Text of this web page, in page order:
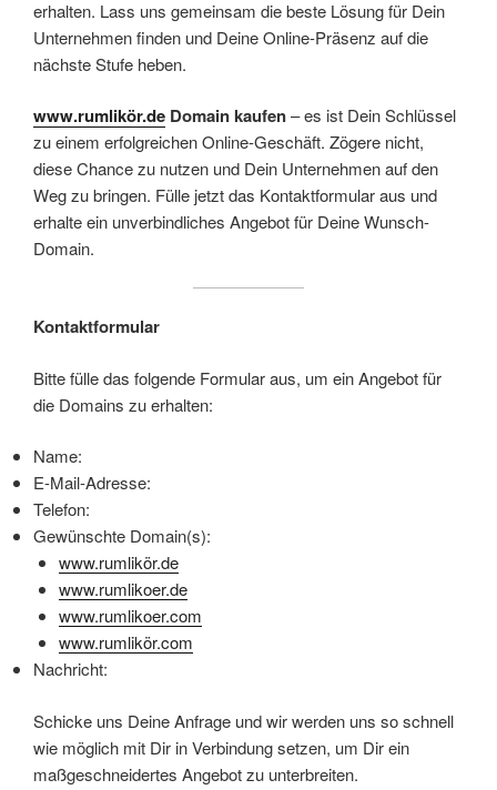
erhalten. Lass uns gemeinsam die beste Lösung für Dein
Unternehmen finden und Deine Online-Präsenz auf die
nächste Stufe heben.
www.rumlikör.de Domain kaufen– es ist Dein Schlüssel
zu einem erfolgreichen Online-Geschäft. Zögere nicht,
diese Chance zu nutzen und Dein Unternehmen auf den
Weg zu bringen. Fülle jetzt das Kontaktformular aus und
erhalte ein unverbindliches Angebot für Deine Wunsch-
Domain.
Kontaktformular
Bitte fülle das folgende Formular aus, um ein Angebot für
die Domains zu erhalten:
Name:
E-Mail-Adresse:
Telefon:
Gewünschte Domain(s):
www.rumlikör.de
www.rumlikoer.de
www.rumlikoer.com
www.rumlikör.com
Nachricht:
Schicke uns Deine Anfrage und wir werden uns so schnell
wie möglich mit Dir in Verbindung setzen, um Dir ein
maßgeschneidertes Angebot zu unterbreiten.